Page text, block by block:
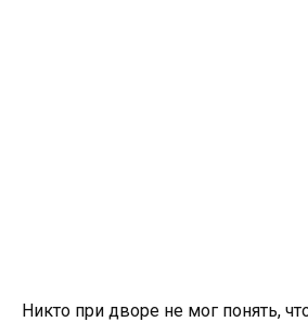
Никто при дворе не мог понять,